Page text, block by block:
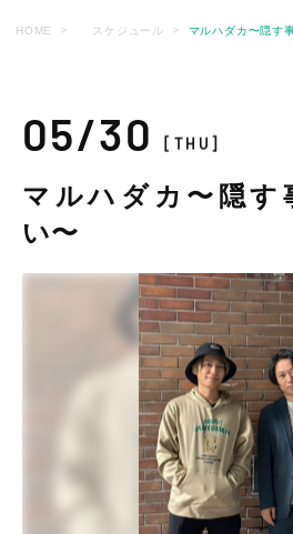
HOME スケジュール マルハダカ〜隠す
05/30[THU]
マルハダカ〜隠す
い〜